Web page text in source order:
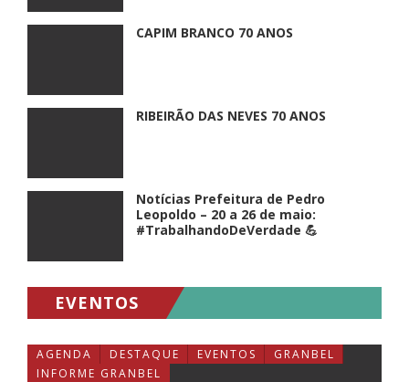
CAPIM BRANCO 70 ANOS
RIBEIRÃO DAS NEVES 70 ANOS
Notícias Prefeitura de Pedro
Leopoldo – 20 a 26 de maio:
#TrabalhandoDeVerdade 💪
EVENTOS
AGENDA DESTAQUE EVENTOS
GRANBEL
INFORME GRANBEL